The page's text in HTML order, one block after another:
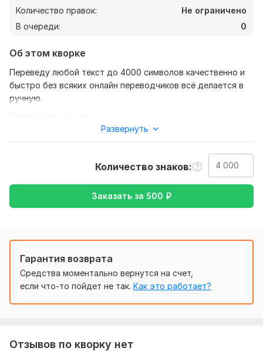
Количество правок:
Не ограничено
В очереди:
0
Об этом кворке
Переведу любой текст до 4000 символов качественно и
быстро без всяких онлайн переводчиков всё делается в
ручную.
Пришлите текст, который вам необходимо перевести до
Интернет и технологии,Культура и искусство,
Развернуть
Количество знаков
Заказать за 500 ₽
Гарантия возврата
Средства моментально вернутся на счет,
если что-то пойдет не так. Как это работает?
Отзывов по кворку нет